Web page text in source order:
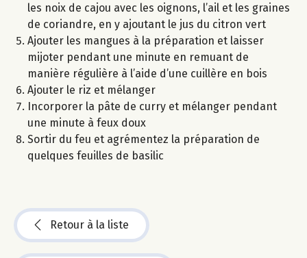
les noix de cajou avec les oignons, l’ail et les graines
de coriandre, en y ajoutant le jus du citron vert
Ajouter les mangues à la préparation et laisser
mijoter pendant une minute en remuant de
manière régulière à l’aide d’une cuillère en bois
Ajouter le riz et mélanger
Incorporer la pâte de curry et mélanger pendant
une minute à feux doux
Sortir du feu et agrémentez la préparation de
quelques feuilles de basilic
Retour à la liste